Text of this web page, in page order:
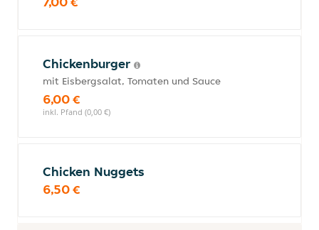
Chickenburger
mit Eisbergsalat, Tomaten und Sauce
6,00 €
inkl. Pfand (0,00 €)
Chicken Nuggets
6,50 €